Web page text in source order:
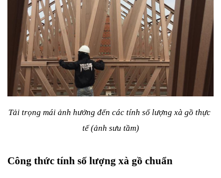
Tải trọng mái ảnh hưởng đến các tính số lượng xà gồ thực
tế (ảnh sưu tầm)
Công thức tính số lượng xà gồ chuẩn